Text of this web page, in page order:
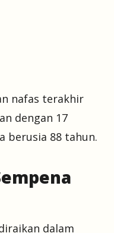
nafas terakhir
dengan 17
berusia 88 tahun.
dalam